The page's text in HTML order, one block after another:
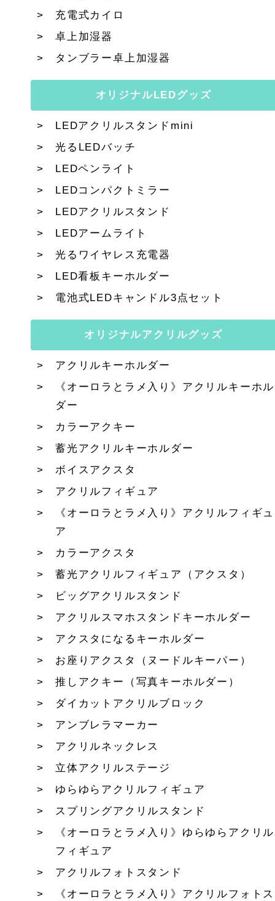
充電式カイロ
卓上加湿器
タンブラー卓上加湿器
オリジナルLEDグッズ
LEDアクリルスタンドmini
光るLEDバッチ
LEDペンライト
LEDコンパクトミラー
LEDアクリルスタンド
LEDアームライト
光るワイヤレス充電器
LED看板キーホルダー
電池式LEDキャンドル3点セット
オリジナルアクリルグッズ
アクリルキーホルダー
《オーロラとラメ入り》アクリルキーホル
ダー
カラーアクキー
蓄光アクリルキーホルダー
ボイスアクスタ
アクリルフィギュア
《オーロラとラメ入り》アクリルフィギュ
ア
カラーアクスタ
蓄光アクリルフィギュア（アクスタ）
ビッグアクリルスタンド
アクリルスマホスタンドキーホルダー
アクスタになるキーホルダー
お座りアクスタ（ヌードルキーパー）
推しアクキー（写真キーホルダー）
ダイカットアクリルブロック
アンブレラマーカー
アクリルネックレス
立体アクリルステージ
ゆらゆらアクリルフィギュア
スプリングアクリルスタンド
《オーロラとラメ入り》ゆらゆらアクリル
フィギュア
アクリルフォトスタンド
《オーロラとラメ入り》アクリルフォトス